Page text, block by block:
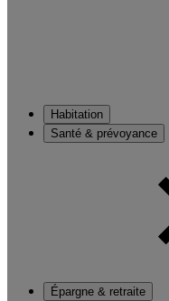
Habitation
Santé & prévoyance
Épargne & retraite